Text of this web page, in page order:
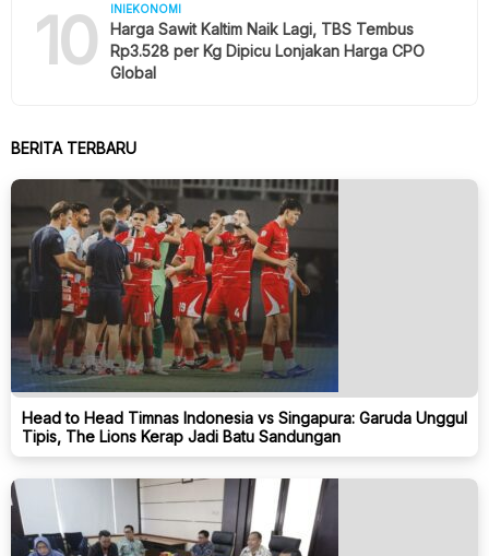
10 INIEKONOMI
Harga Sawit Kaltim Naik Lagi, TBS Tembus
Rp3.528 per Kg Dipicu Lonjakan Harga CPO
Global
BERITA TERBARU
Head to Head Timnas Indonesia vs Singapura: Garuda Unggul
Tipis, The Lions Kerap Jadi Batu Sandungan